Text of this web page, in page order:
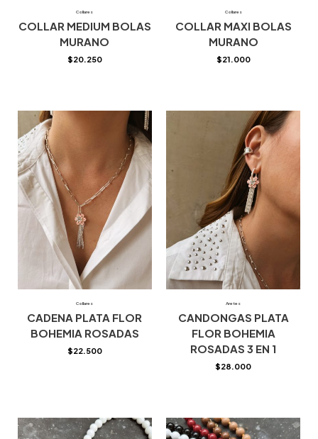
Collares
COLLAR MEDIUM BOLAS
MURANO
$20.250
Collares
COLLAR MAXI BOLAS
MURANO
$21.000
Collares
CADENA PLATA FLOR
BOHEMIA ROSADAS
$22.500
Aretes
CANDONGAS PLATA
FLOR BOHEMIA
ROSADAS 3 EN 1
$28.000